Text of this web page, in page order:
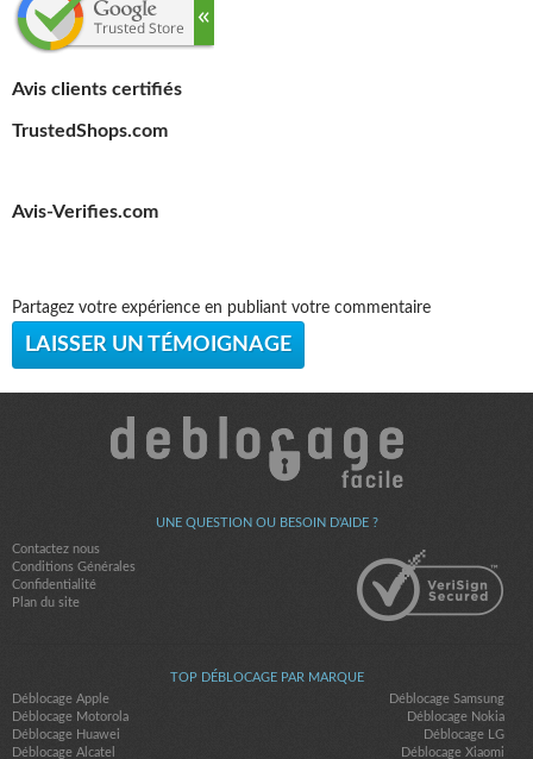
Avis clients certifiés
TrustedShops.com
Avis-Verifies.com
Partagez votre expérience en publiant votre commentaire
LAISSER UN TÉMOIGNAGE
UNE QUESTION OU BESOIN D'AIDE ?
Contactez nous
Conditions Générales
Confidentialité
Plan du site
TOP DÉBLOCAGE PAR MARQUE
Déblocage Apple
Déblocage Samsung
Déblocage Motorola
Déblocage Nokia
Déblocage Huawei
Déblocage LG
Déblocage Alcatel
Déblocage Xiaomi